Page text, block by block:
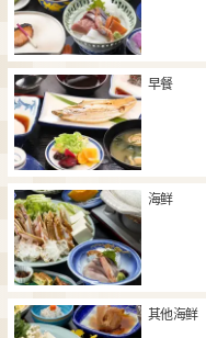
早餐
海鲜
其他海鲜